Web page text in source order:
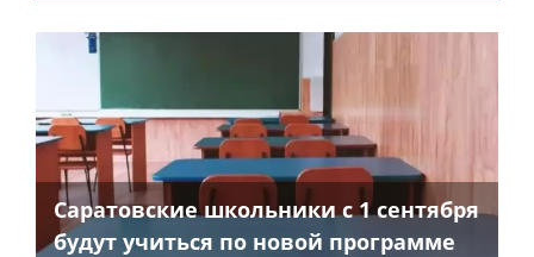
Саратовские школьники с 1 сентября
будут учиться по новой программе